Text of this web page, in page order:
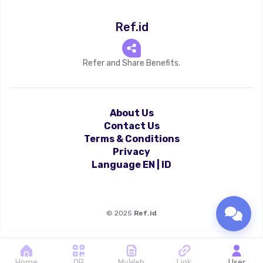
Ref.id
Refer and Share Benefits.
About Us
Contact Us
Terms & Conditions
Privacy
Language EN ID
© 2025 Ref.id